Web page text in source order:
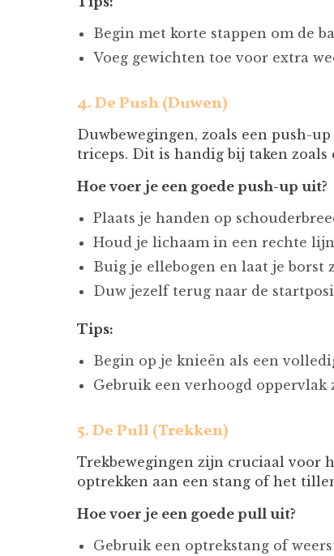
Begin met korte stappen om de
Voeg gewichten toe voor extra
4.De Push (Duwen)
Duwbewegingen, zoals een push-
triceps. Dit is handig bij taken zoals
Hoe voer je een goede push-up uit?
Plaats je handen op
Houd je lichaam in een rechte
Buig je ellebogen en laat je borst
Duw jezelf terug naar de
Tips:
Begin op je knieën als een
Gebruik een verhoogd oppervlak
5.De Pull (Trekken)
Trekbewegingen zijn cruciaal voor
optrekken aan een stang of het
Hoe voer je een goede pull uit?
Gebruik een optrekstang of